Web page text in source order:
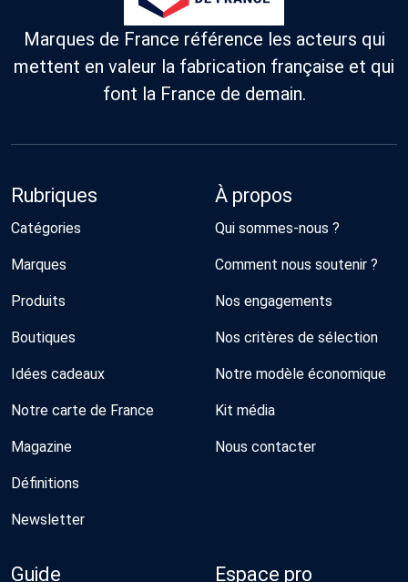
Marques de France référence les acteurs qui
mettent en valeur la fabrication française et qui
font la France de demain.
Rubriques
Catégories
Marques
Produits
Boutiques
Idées cadeaux
Notre carte de France
Magazine
Définitions
Newsletter
À propos
Qui sommes-nous ?
Comment nous soutenir ?
Nos engagements
Nos critères de sélection
Notre modèle économique
Kit média
Nous contacter
Guide Espace pro